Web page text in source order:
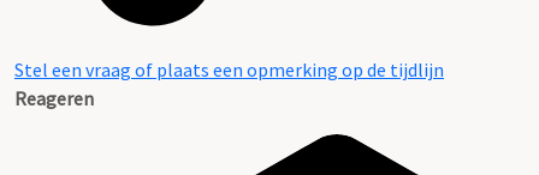
Stel een vraag of plaats een opmerking op de tijdlijn
Reageren